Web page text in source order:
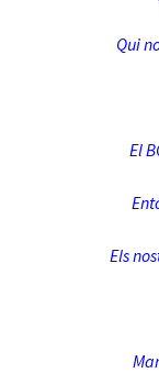
Qui
El
Els